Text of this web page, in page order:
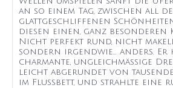
an so einem Tag, zwischen all
glattgeschliffenen
diesen einen, ganz besonderen
Nicht perfekt rund, nicht
sondern irgendwie... anders. Er
charmante, ungleichmäßige
leicht abgerundet von
im Flussbett, und strahlte eine